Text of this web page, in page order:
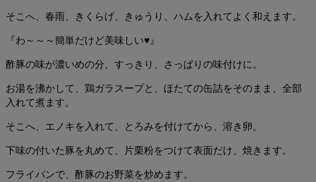
そこへ、春雨、きくらげ、きゅうり、ハムを入れてよく和えます。
『わ～～～簡単だけど美味しい♥』
酢豚の味が濃いめの分、すっきり、さっぱりの味付けに。
お湯を沸かして、鶏ガラスープと、ほたての缶詰をそのまま、全部
入れて煮ます。
そこへ、エノキを入れて、とろみを付けてから、溶き卵。
下味の付いた豚を丸めて、片栗粉をつけて表面だけ、焼きます。
フライパンで、酢豚のお野菜を炒めます。